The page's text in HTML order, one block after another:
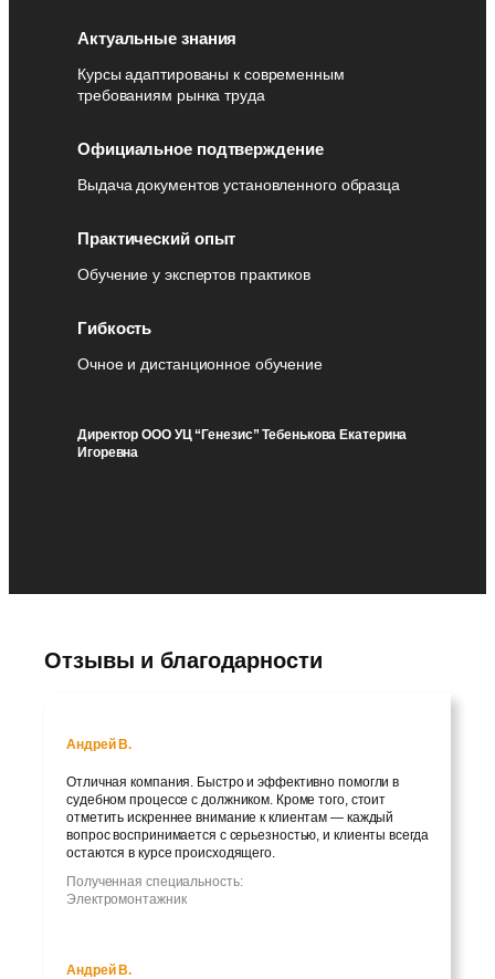
Актуальные знания
Курсы адаптированы к современным
требованиям рынка труда
Официальное подтверждение
Выдача документов установленного образца
Практический опыт
Обучение у экспертов практиков
Гибкость
Очное и дистанционное обучение
Директор ООО УЦ “Генезис” Тебенькова Екатерина
Игоревна
Отзывы и благодарности
Андрей В.
Отличная компания. Быстро и эффективно помогли в
судебном процессе с должником. Кроме того, стоит
отметить искреннее внимание к клиентам — каждый
вопрос воспринимается с серьезностью, и клиенты всегда
остаются в курсе происходящего.
Полученная специальность:
Электромонтажник
Андрей В.